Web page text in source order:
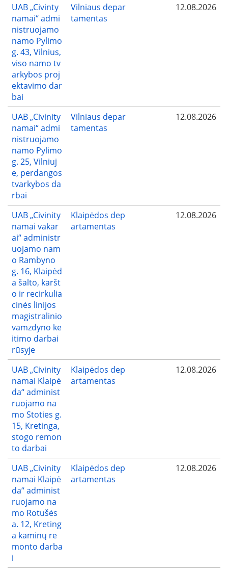
UAB „Civinty
namai“ admi
nistruojamo
namo Pylimo
g. 43, Vilnius,
viso namo tv
arkybos proj
ektavimo dar
bai
Vilniaus depar
tamentas
12.08.2026
UAB „Civinity
namai“ admi
nistruojamo
namo Pylimo
g. 25, Vilniuj
e, perdangos
tvarkybos da
rbai
Vilniaus depar
tamentas
12.08.2026
UAB „Civinity
namai vakar
ai“ administr
uojamo nam
o Rambyno
g. 16, Klaipėd
a šalto, karšt
o ir recirkulia
cinės linijos
magistralinio
vamzdyno ke
itimo darbai
rūsyje
Klaipėdos dep
artamentas
12.08.2026
UAB „Civinity
namai Klaipė
da“ administ
ruojamo na
mo Stoties g.
15, Kretinga,
stogo remon
to darbai
Klaipėdos dep
artamentas
12.08.2026
UAB „Civinity
namai Klaipė
da“ administ
ruojamo na
mo Rotušės
a. 12, Kreting
a kaminų re
monto darba
i
Klaipėdos dep
artamentas
12.08.2026